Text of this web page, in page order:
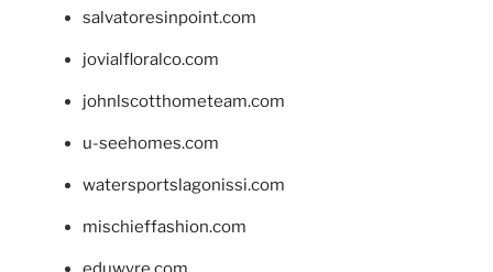
salvatoresinpoint.com
jovialfloralco.com
johnlscotthometeam.com
u-seehomes.com
watersportslagonissi.com
mischieffashion.com